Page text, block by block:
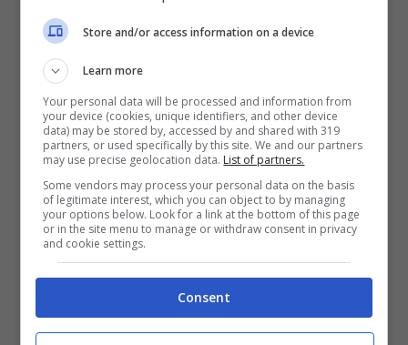
Juventuse l’Inter.
loro rosa con un calciatore comeKadioglu
che negli ultimi anni ha dimostrato di valere
una big europea. Corsa, grinta e grande
senso della posizione: il terzino turco
sarebbe un grande acquisto in prospettiva
considerando che ha ancora 24 anni.
Store and/or access information on a device
Learn more
Your personal data will be processed and information from
your device (cookies, unique identifiers, and other device
data) may be stored by, accessed by and shared with 319
partners, or used specifically by this site. We and our partners
may use precise geolocation data. List of partners.
Some vendors may process your personal data on the basis
of legitimate interest, which you can object to by managing
your options below. Look for a link at the bottom of this page
or in the site menu to manage or withdraw consent in privacy
and cookie settings.
Consent